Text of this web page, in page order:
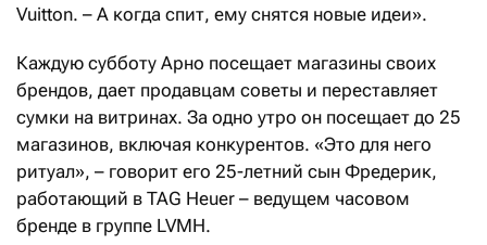
Vuitton. – А когда спит, ему снятся новые идеи».
Каждую субботу Арно посещает магазины своих
брендов, дает продавцам советы и переставляет
сумки на витринах. За одно утро он посещает до 25
магазинов, включая конкурентов. «Это для него
ритуал», – говорит его 25-летний сын Фредерик,
работающий в TAG Heuer – ведущем часовом
бренде в группе LVMH.